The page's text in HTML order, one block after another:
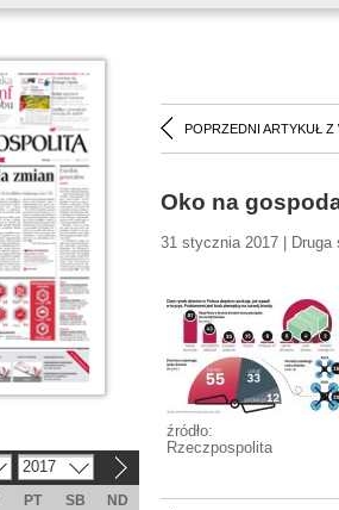
POPRZEDNI ARTYKUŁ Z
Oko na
31 stycznia 2017 | Druga
źródło:
Rzeczpospolita
2017
PT SB
ND